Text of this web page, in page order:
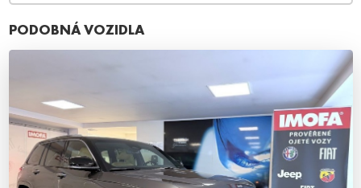
PODOBNÁ VOZIDLA